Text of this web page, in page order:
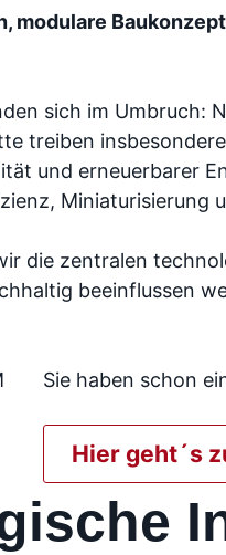
modulare
sich im Umbruch:
treiben
und erneuerbarer
Miniaturisierung
die zentralen
beeinflussen
Sie haben schon
Hier geht´s